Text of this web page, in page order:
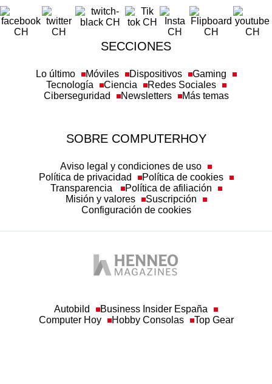
SECCIONES
Lo último Móviles Dispositivos
Gaming
Tecnología
Ciencia
Redes Sociales
Ciberseguridad
Newsletters Más temas
SOBRE COMPUTERHOY
Aviso legal y condiciones de uso
Política de privacidad
Política de cookies
Transparencia
Política de afiliación
Misión y valores
Suscripción
Configuración de cookies
Autobild
Business Insider España
Computer Hoy
Hobby Consolas Top Gear